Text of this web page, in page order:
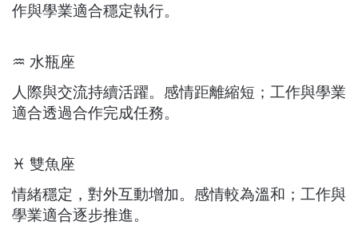
作與學業適合穩定執行。
♒ 水瓶座
人際與交流持續活躍。感情距離縮短；工作與學業
適合透過合作完成任務。
♓ 雙魚座
情緒穩定，對外互動增加。感情較為溫和；工作與
學業適合逐步推進。